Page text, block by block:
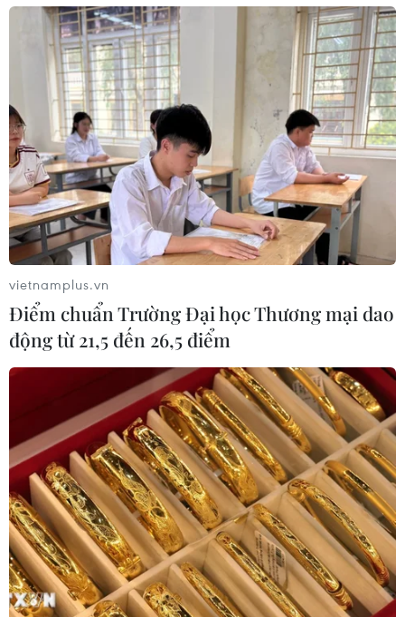
vietnamplus.vn
Điểm chuẩn Trường Đại học Thương mại dao
động từ 21,5 đến 26,5 điểm